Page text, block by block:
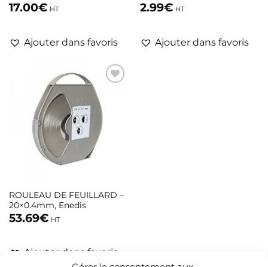
17.00€ HT
Ajouter dans favoris
2.99€ HT
Ajouter dans favoris
ROULEAU DE FEUILLARD –
20×0.4mm, Enedis
53.69€ HT
Ajouter dans favoris